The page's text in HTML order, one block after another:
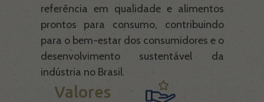
referência em qualidade e alimentos
prontos para consumo, contribuindo
para o bem-estar dos consumidores e o
desenvolvimento sustentável da
indústria no Brasil.
Valores